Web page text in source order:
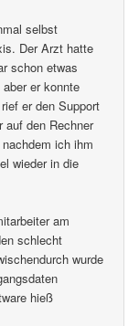
selbst
Der Arzt hatte
schon etwas
er konnte
er den Support
auf den Rechner
ich ihm
wieder in die
am
schlecht
wurde
hieß